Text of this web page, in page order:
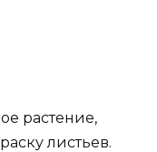
растение,
листьев.